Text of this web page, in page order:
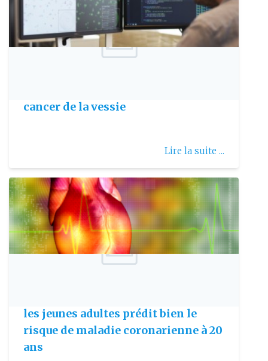
cancer de la vessie
Lire la suite ...
les jeunes adultes prédit bien le
risque de maladie coronarienne à 20
ans